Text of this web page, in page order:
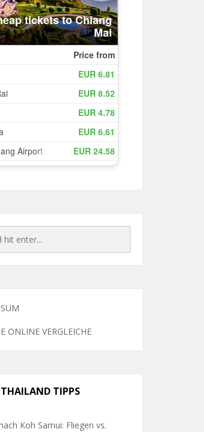
ONLINE VERGLEICHE
THAILAND TIPPS
Koh Samui: Fliegen vs.